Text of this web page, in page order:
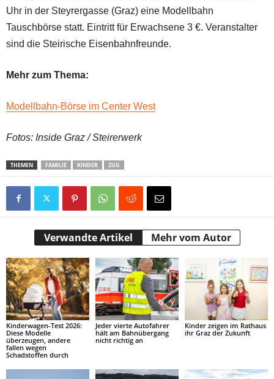
Uhr in der Steyrergasse (Graz) eine Modellbahn
Tauschbörse statt. Eintritt für Erwachsene 3 €. Veranstalter
sind die Steirische Eisenbahnfreunde.
Mehr zum Thema:
Modellbahn-Börse im Center West
Fotos: Inside Graz / Steirerwerk
THEMEN FAMILIE KINDER ZUG
Verwandte Artikel Mehr vom Autor
Kinderwagen-Test 2026:
Diese Modelle
überzeugen, andere
fallen wegen
Schadstoffen durch
Jeder vierte Autofahrer
hält am Bahnübergang
nicht richtig an
Kinder zeigen im Rathaus
ihr Graz der Zukunft